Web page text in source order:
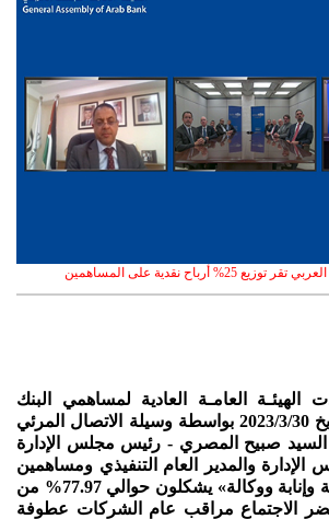
25% أرباح نقدية على المساهمين
الهيئـة العامـة العادية لمساهمي البنك
العربي اجتماعها بتاريخ 2023/3/30 بواسطة وسيلة الاتصال المرئي
السيد صبيح المصري - رئيس مجلس الإدارة
والمدير العام التنفيذي ومساهمين
يحملون أسهما «أصالة وإنابة ووكالة» يشكلون حوالي 77.97% من
الاجتماع مراقب عام الشركات عطوفة